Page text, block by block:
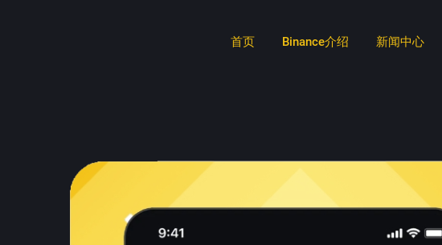
首页 Binance介绍 新闻中心